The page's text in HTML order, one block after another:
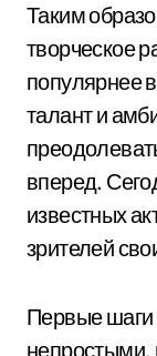
Таким
творческое
популярнее
талант и
вперед.
известных
зрителей
Первые
непростыми,